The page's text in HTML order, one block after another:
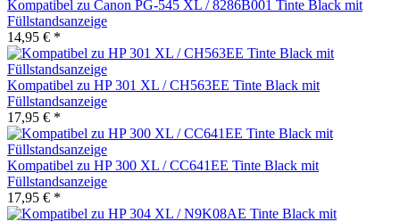
Kompatibel zu Canon PG-545 XL / 8286B001 Tinte Black mit
Füllstandsanzeige
14,95 € *
Kompatibel zu HP 301 XL / CH563EE Tinte Black mit
Füllstandsanzeige
17,95 € *
Kompatibel zu HP 300 XL / CC641EE Tinte Black mit
Füllstandsanzeige
17,95 € *